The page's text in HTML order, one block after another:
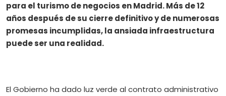
para el turismo de negocios en Madrid. Más de 12
años después de su cierre definitivo y de numerosas
promesas incumplidas, la ansiada infraestructura
puede ser una realidad.
El Gobierno ha dado luz verde al contrato administrativo